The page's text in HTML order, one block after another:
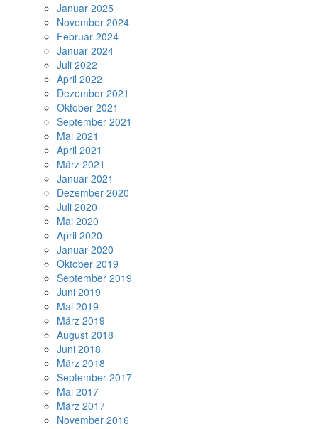
Januar 2025
November 2024
Februar 2024
Januar 2024
Juli 2022
April 2022
Dezember 2021
Oktober 2021
September 2021
Mai 2021
April 2021
März 2021
Januar 2021
Dezember 2020
Juli 2020
Mai 2020
April 2020
Januar 2020
Oktober 2019
September 2019
Juni 2019
Mai 2019
März 2019
August 2018
Juni 2018
März 2018
September 2017
Mai 2017
März 2017
November 2016